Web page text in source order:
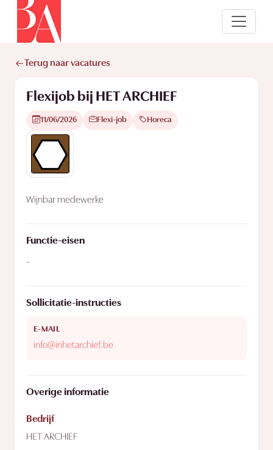
Terug naar vacatures
Flexijob bij HET ARCHIEF
11/06/2026 Flexi-job Horeca
Wijnbar medewerke
Functie-eisen
-
Sollicitatie-instructies
E-MAIL
info@inhetarchief.be
Overige informatie
Bedrijf
HET ARCHIEF